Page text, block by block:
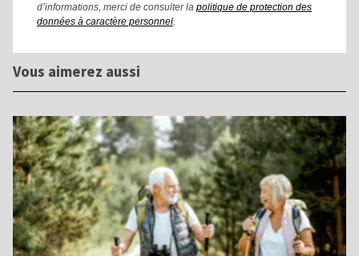
d’informations, merci de consulter la politique de protection des
données à caractère personnel.
Vous aimerez aussi